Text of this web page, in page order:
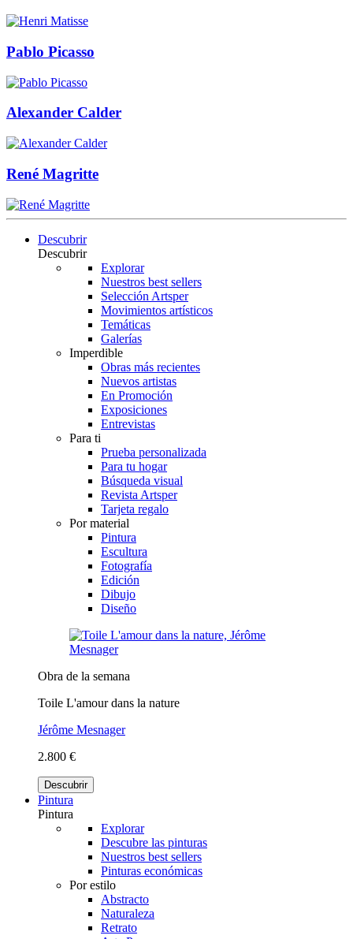
Pablo Picasso
Alexander Calder
René Magritte
Descubrir
Descubrir
Explorar
Nuestros best sellers
Selección Artsper
Movimientos artísticos
Temáticas
Galerías
Imperdible
Obras más recientes
Nuevos artistas
En Promoción
Exposiciones
Entrevistas
Para ti
Prueba personalizada
Para tu hogar
Búsqueda visual
Revista Artsper
Tarjeta regalo
Por material
Pintura
Escultura
Fotografía
Edición
Dibujo
Diseño
Obra de la semana
Toile L'amour dans la nature
Jérôme Mesnager
2.800 €
Descubrir
Pintura
Pintura
Explorar
Descubre las pinturas
Nuestros best sellers
Pinturas económicas
Por estilo
Abstracto
Naturaleza
Retrato